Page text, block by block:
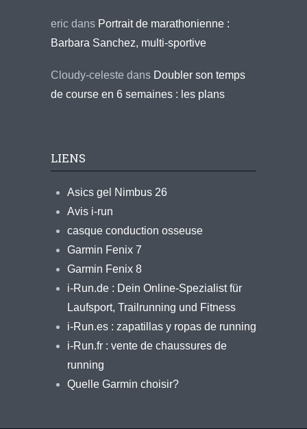
eric dans Portrait de marathonienne :
Barbara Sanchez, multi-sportive
Cloudy-celeste dans Doubler son temps
de course en 6 semaines : les plans
LIENS
Asics gel Nimbus 26
Avis i-run
casque conduction osseuse
Garmin Fenix 7
Garmin Fenix 8
i-Run.de : Dein Online-Spezialist für
Laufsport, Trailrunning und Fitness
i-Run.es : zapatillas y ropas de running
i-Run.fr : vente de chaussures de
running
Quelle Garmin choisir?